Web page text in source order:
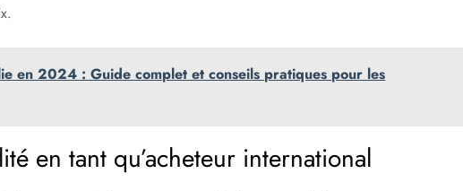
en 2024 : Guide complet et conseils pratiques pour les
en tant qu’acheteur international